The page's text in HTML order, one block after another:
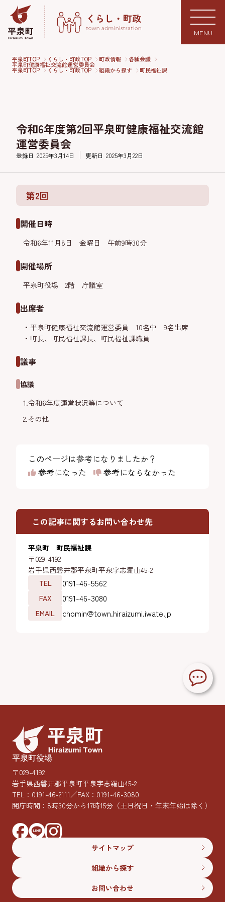
MENU
平泉町TOP くらし・町政TOP 町政情報 各種会議
平泉町健康福祉交流館運営委員会
平泉町TOP くらし・町政TOP 組織から探す 町民福祉課
令和6年度第2回平泉町健康福祉交流館
運営委員会
登録日 2025年3月14日 更新日 2025年3月22日
第2回
開催日時
令和6年11月8日 金曜日 午前9時30分
開催場所
平泉町役場 2階 庁議室
出席者
平泉町健康福祉交流館運営委員 10名中 9名出席
町長、町民福祉課長、町民福祉課職員
議事
協議
1.令和6年度運営状況等について
2.その他
このページは参考になりましたか？
参考になった
参考にならなかった
この記事に関するお問い合わせ先
平泉町 町民福祉課
〒029-4192
岩手県西磐井郡平泉町平泉字志羅山45-2
TEL
0191-46-5562
FAX 0191-46-3080
EMAIL chomin@town.hiraizumi.iwate.jp
平泉町役場
〒029-4192
岩手県西磐井郡平泉町平泉字志羅山45-2
TEL： 0191-46-2111／FAX：0191-46-3080
開庁時間：8時30分から17時15分 （土日祝日・年末年始は除く）
サイトマップ
組織から探す
お問い合わせ